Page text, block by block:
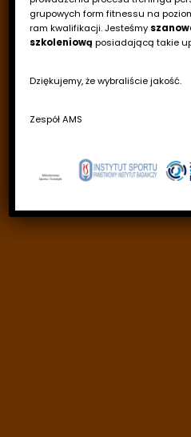
grupowych form fitnessu na
ram kwalifikacji. Jesteśmy
szkoleniową posiadającą takie
Dziękujemy, że wybraliście jakość.
Zespół AMS